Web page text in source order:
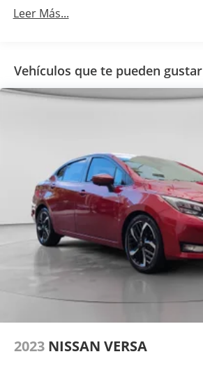
Leer Más...
Vehículos que te pueden gustar
2023 NISSAN VERSA